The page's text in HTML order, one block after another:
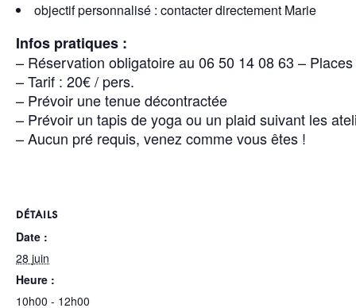
objectif personnalisé : contacter directement Marie
Infos pratiques :
– Réservation obligatoire au 06 50 14 08 63 –
– Tarif : 20€ / pers.
– Prévoir une tenue décontractée
– Prévoir un tapis de yoga ou un plaid suivant les
– Aucun pré requis, venez comme vous êtes !
DÉTAILS
Date :
28 juin
Heure :
10h00 - 12h00